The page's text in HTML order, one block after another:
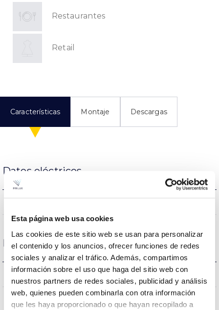
Esta página web usa cookies
Las cookies de este sitio web se usan para personalizar
el contenido y los anuncios, ofrecer funciones de redes
sociales y analizar el tráfico. Además, compartimos
información sobre el uso que haga del sitio web con
nuestros partners de redes sociales, publicidad y análisis
web, quienes pueden combinarla con otra información
que les haya proporcionado o que hayan recopilado a
Restaurantes
Retail
Características Montaje Descargas
Datos eléctricos
Dimensiones y Montaje
0.82Kg
Dimensiones